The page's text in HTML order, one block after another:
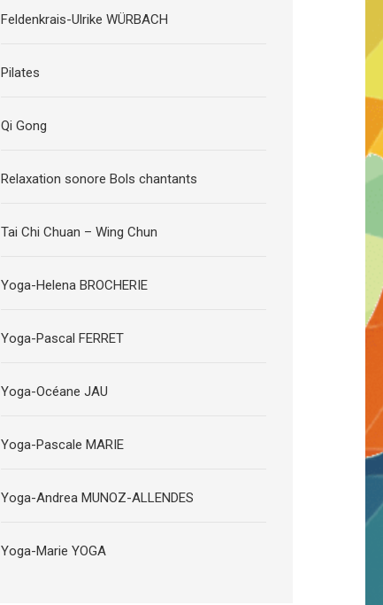
Feldenkrais-Ulrike WÜRBACH
Pilates
Qi Gong
Relaxation sonore Bols chantants
Tai Chi Chuan – Wing Chun
Yoga-Helena BROCHERIE
Yoga-Pascal FERRET
Yoga-Océane JAU
Yoga-Pascale MARIE
Yoga-Andrea MUNOZ-ALLENDES
Yoga-Marie YOGA